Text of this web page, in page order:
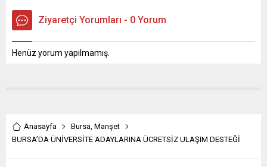
Ziyaretçi Yorumları - 0 Yorum
Henüz yorum yapılmamış.
Anasayfa Bursa, Manşet
BURSA’DA ÜNİVERSİTE ADAYLARINA ÜCRETSİZ ULAŞIM DESTEĞİ